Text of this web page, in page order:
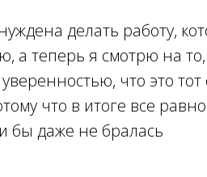
делать работу,
а теперь я смотрю на
уверенностью, что это
что в итоге все
бы даже не бралась